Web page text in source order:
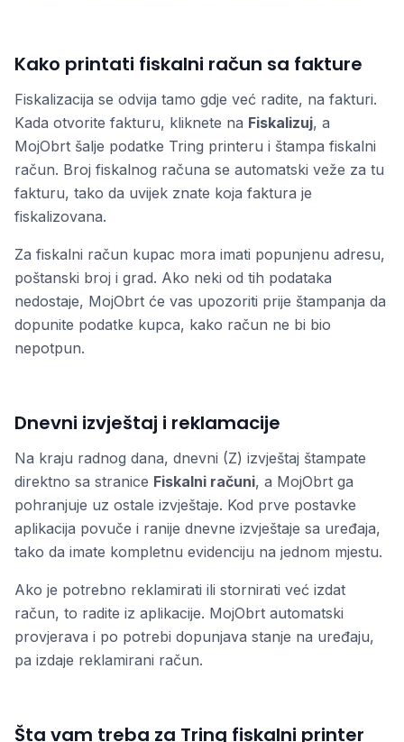
Kako printati fiskalni račun sa fakture
Fiskalizacija se odvija tamo gdje već radite, na fakturi.
Kada otvorite fakturu, kliknete na Fiskalizuj, a
MojObrt šalje podatke Tring printeru i štampa fiskalni
račun. Broj fiskalnog računa se automatski veže za tu
fakturu, tako da uvijek znate koja faktura je
fiskalizovana.
Za fiskalni račun kupac mora imati popunjenu adresu,
poštanski broj i grad. Ako neki od tih podataka
nedostaje, MojObrt će vas upozoriti prije štampanja da
dopunite podatke kupca, kako račun ne bi bio
nepotpun.
Dnevni izvještaj i reklamacije
Na kraju radnog dana, dnevni (Z) izvještaj štampate
direktno sa stranice Fiskalni računi, a MojObrt ga
pohranjuje uz ostale izvještaje. Kod prve postavke
aplikacija povuče i ranije dnevne izvještaje sa uređaja,
tako da imate kompletnu evidenciju na jednom mjestu.
Ako je potrebno reklamirati ili stornirati već izdat
račun, to radite iz aplikacije. MojObrt automatski
provjerava i po potrebi dopunjava stanje na uređaju,
pa izdaje reklamirani račun.
Šta vam treba za Tring fiskalni printer